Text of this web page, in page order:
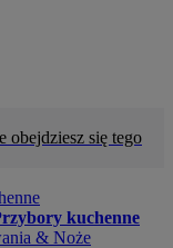
obejdziesz się tego
kuchenne
& Noże